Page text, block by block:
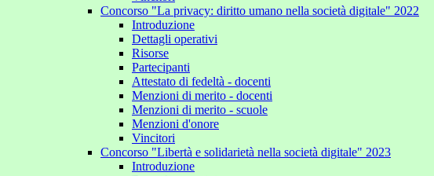
Concorso "La privacy: diritto umano nella società digitale" 2022
Introduzione
Dettagli operativi
Risorse
Partecipanti
Attestato di fedeltà - docenti
Menzioni di merito - docenti
Menzioni di merito - scuole
Menzioni d'onore
Vincitori
Concorso "Libertà e solidarietà nella società digitale" 2023
Introduzione